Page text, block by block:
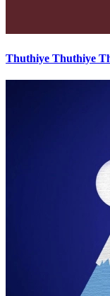
Thuthiye Thuthiye